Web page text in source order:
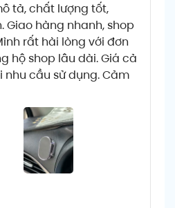
tả, chất lượng tốt,
Giao hàng nhanh, shop
rất hài lòng với đơn
hộ shop lâu dài. Giá cả
nhu cầu sử dụng. Cảm